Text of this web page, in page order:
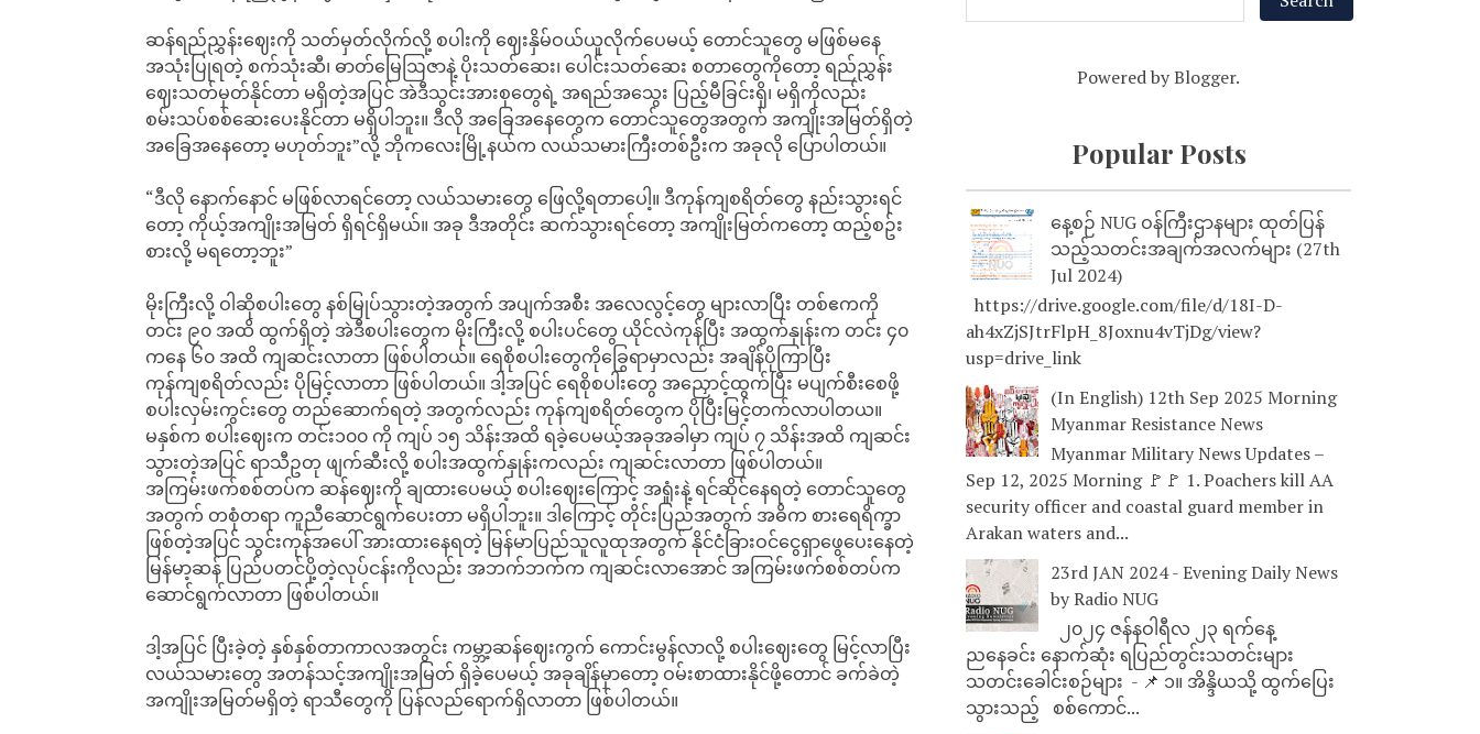
ဆန်ရည်ညွှန်းဈေးကို သတ်မှတ်လိုက်လို့ စပါးကို ဈေးနှိမ်ဝယ်ယူလိုက်ပေမယ့် တောင်သူတွေ မဖြစ်မနေ
အသုံးပြုရတဲ့ စက်သုံးဆီ၊ ဓာတ်မြေဩဇာနဲ့ ပိုးသတ်ဆေး၊ ပေါင်းသတ်ဆေး စတာတွေကိုတော့ ရည်ညွှန်း
ဈေးသတ်မှတ်နိုင်တာ မရှိတဲ့အပြင် အဲဒီသွင်းအားစုတွေရဲ့ အရည်အသွေး ပြည့်မီခြင်းရှိ၊ မရှိကိုလည်း
စမ်းသပ်စစ်ဆေးပေးနိုင်တာ မရှိပါဘူး။ ဒီလို အခြေအနေတွေက တောင်သူတွေအတွက် အကျိုးအမြတ်ရှိတဲ့
အခြေအနေတော့ မဟုတ်ဘူး”လို့ ဘိုကလေးမြို့နယ်က လယ်သမားကြီးတစ်ဦးက အခုလို ပြောပါတယ်။
“ဒီလို နောက်နောင် မဖြစ်လာရင်တော့ လယ်သမားတွေ ဖြေလို့ရတာပေါ့။ ဒီကုန်ကျစရိတ်တွေ နည်းသွားရင်
တော့ ကိုယ့်အကျိုးအမြတ် ရှိရင်ရှိမယ်။ အခု ဒီအတိုင်း ဆက်သွားရင်တော့ အကျိုးမြတ်ကတော့ ထည့်စဥ်း
စားလို့ မရတော့ဘူး”
မိုးကြီးလို့ ဝါဆိုစပါးတွေ နစ်မြုပ်သွားတဲ့အတွက် အပျက်အစီး အလေလွင့်တွေ များလာပြီး တစ်ဧကကို
တင်း ၉၀ အထိ ထွက်ရှိတဲ့ အဲဒီစပါးတွေက မိုးကြီးလို့ စပါးပင်တွေ ယိုင်လဲကုန်ပြီး အထွက်နှုန်းက တင်း ၄၀
ကနေ ၆၀ အထိ ကျဆင်းလာတာ ဖြစ်ပါတယ်။ ရေစိုစပါးတွေကိုခြွေရာမှာလည်း အချိန်ပိုကြာပြီး
ကုန်ကျစရိတ်လည်း ပိုမြင့်လာတာ ဖြစ်ပါတယ်။ ဒါ့အပြင် ရေစိုစပါးတွေ အညှောင့်ထွက်ပြီး မပျက်စီးစေဖို့
စပါးလှမ်းကွင်းတွေ တည်ဆောက်ရတဲ့ အတွက်လည်း ကုန်ကျစရိတ်တွေက ပိုပြီးမြင့်တက်လာပါတယ။
မနှစ်က စပါးဈေးက တင်း၁၀၀ ကို ကျပ် ၁၅ သိန်းအထိ ရခဲ့ပေမယ့်အခုအခါမှာ ကျပ် ၇ သိန်းအထိ ကျဆင်း
သွားတဲ့အပြင် ရာသီဥတု ဖျက်ဆီးလို့ စပါးအထွက်နှုန်းကလည်း ကျဆင်းလာတာ ဖြစ်ပါတယ်။
အကြမ်းဖက်စစ်တပ်က ဆန်ဈေးကို ချထားပေမယ့် စပါးဈေးကြောင့် အရှုံးနဲ့ ရင်ဆိုင်နေရတဲ့ တောင်သူတွေ
အတွက် တစုံတရာ ကူညီဆောင်ရွက်ပေးတာ မရှိပါဘူး။ ဒါကြောင့် တိုင်းပြည်အတွက် အဓိက စားရေရိက္ခာ
ဖြစ်တဲ့အပြင် သွင်းကုန်အပေါ် အားထားနေရတဲ့ မြန်မာပြည်သူလူထုအတွက် နိုင်ငံခြားဝင်ငွေရှာဖွေပေးနေတဲ့
မြန်မာ့ဆန် ပြည်ပတင်ပို့တဲ့လုပ်ငန်းကိုလည်း အဘက်ဘက်က ကျဆင်းလာအောင် အကြမ်းဖက်စစ်တပ်က
ဆောင်ရွက်လာတာ ဖြစ်ပါတယ်။
ဒါ့အပြင် ပြီးခဲ့တဲ့ နှစ်နှစ်တာကာလအတွင်း ကမ္ဘာ့ဆန်ဈေးကွက် ကောင်းမွန်လာလို့ စပါးဈေးတွေ မြင့်လာပြီး
လယ်သမားတွေ အတန်သင့်အကျိုးအမြတ် ရှိခဲ့ပေမယ့် အခုချိန်မှာတော့ ဝမ်းစာထားနိုင်ဖို့တောင် ခက်ခဲတဲ့
အကျိုးအမြတ်မရှိတဲ့ ရာသီတွေကို ပြန်လည်ရောက်ရှိလာတာ ဖြစ်ပါတယ်။
Powered byBlogger.
Popular Posts
နေ့စဉ် NUG ဝန်ကြီးဌာနများ ထုတ်ပြန်
သည့်သတင်းအချက်အလက်များ (27th
Jul 2024)
https://drive.google.com/file/d/18I-D-
ah4xZjSJtrFlpH_8Joxnu4vTjDg/view?
usp=drive_link
(In English) 12th Sep 2025 Morning
Myanmar Resistance News
Myanmar Military News Updates –
Sep 12, 2025 Morning 🚩🚩 1. Poachers kill AA
security officer and coastal guard member in
Arakan waters and...
23rd JAN 2024 - Evening Daily News
by Radio NUG
၂၀၂၄ ဇန်နဝါရီလ ၂၃ ရက်နေ့
ညနေခင်း နောက်ဆုံး ရပြည်တွင်းသတင်းများ
သတင်းခေါင်းစဉ်များ - 📌 ၁။ အိန္ဒိယသို့ ထွက်ပြေး
သွားသည့် စစ်ကောင်...